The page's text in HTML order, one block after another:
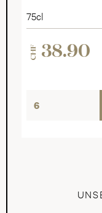
75cl
CHF 38.90